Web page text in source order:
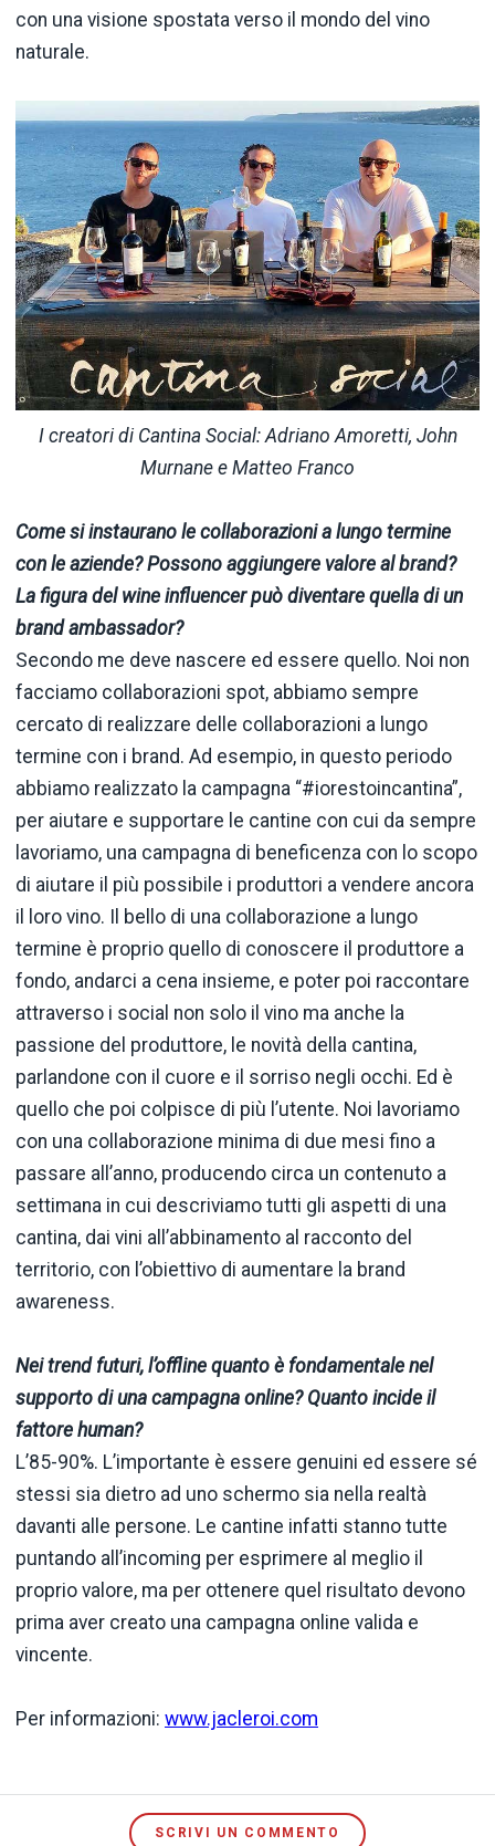
con una visione spostata verso il mondo del vino
naturale.
I creatori di Cantina Social: Adriano Amoretti, John
Murnane e Matteo Franco
Come si instaurano le collaborazioni a lungo termine
con le aziende? Possono aggiungere valore al brand?
La figura del wine influencer può diventare quella di un
brand ambassador?
Secondo me deve nascere ed essere quello. Noi non
facciamo collaborazioni spot, abbiamo sempre
cercato di realizzare delle collaborazioni a lungo
termine con i brand. Ad esempio, in questo periodo
abbiamo realizzato la campagna “#iorestoincantina”,
per aiutare e supportare le cantine con cui da sempre
lavoriamo, una campagna di beneficenza con lo scopo
di aiutare il più possibile i produttori a vendere ancora
il loro vino. Il bello di una collaborazione a lungo
termine è proprio quello di conoscere il produttore a
fondo, andarci a cena insieme, e poter poi raccontare
attraverso i social non solo il vino ma anche la
passione del produttore, le novità della cantina,
parlandone con il cuore e il sorriso negli occhi. Ed è
quello che poi colpisce di più l’utente. Noi lavoriamo
con una collaborazione minima di due mesi fino a
passare all’anno, producendo circa un contenuto a
settimana in cui descriviamo tutti gli aspetti di una
cantina, dai vini all’abbinamento al racconto del
territorio, con l’obiettivo di aumentare la brand
awareness.
Nei trend futuri, l’offline quanto è fondamentale nel
supporto di una campagna online? Quanto incide il
fattore human?
L’85-90%. L’importante è essere genuini ed essere sé
stessi sia dietro ad uno schermo sia nella realtà
davanti alle persone. Le cantine infatti stanno tutte
puntando all’incoming per esprimere al meglio il
proprio valore, ma per ottenere quel risultato devono
prima aver creato una campagna online valida e
vincente.
Per informazioni: www.jacleroi.com
SCRIVI UN COMMENTO